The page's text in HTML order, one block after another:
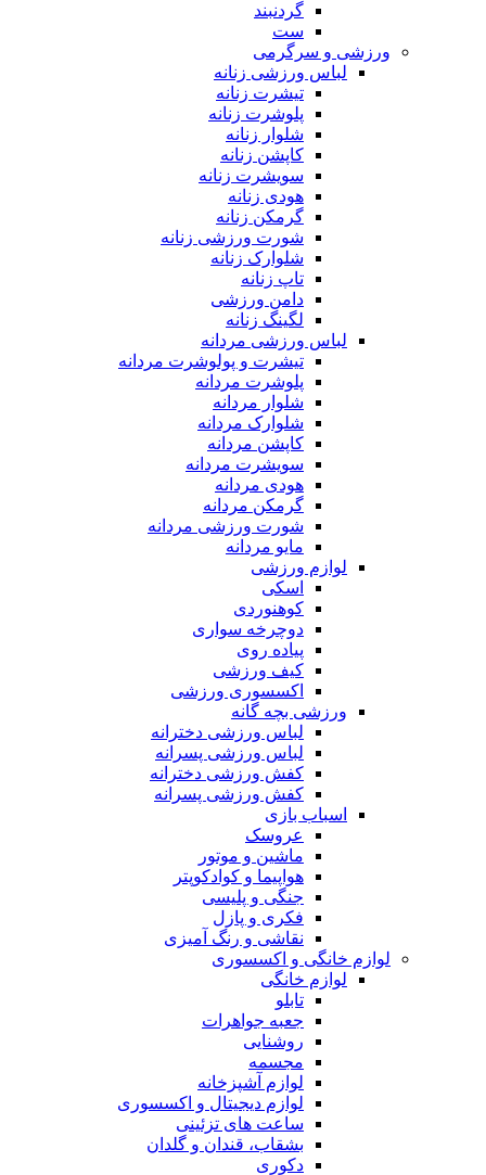
گردنبند
ست
ورزشی و سرگرمی
لباس ورزشی زنانه
تیشرت زنانه
پلوشرت زنانه
شلوار زنانه
کاپشن زنانه
سویشرت زنانه
هودی زنانه
گرمکن زنانه
شورت ورزشی زنانه
شلوارک زنانه
تاپ زنانه
دامن ورزشی
لگینگ زنانه
لباس ورزشی مردانه
تیشرت و پولوشرت مردانه
پلوشرت مردانه
شلوار مردانه
شلوارک مردانه
کاپشن مردانه
سویشرت مردانه
هودی مردانه
گرمکن مردانه
شورت ورزشی مردانه
مایو مردانه
لوازم ورزشی
اسکی
کوهنوردی
دوچرخه سواری
پیاده روی
کیف ورزشی
اکسسوری ورزشی
ورزشی بچه گانه
لباس ورزشی دخترانه
لباس ورزشی پسرانه
کفش ورزشی دخترانه
کفش ورزشی پسرانه
اسباب بازی
عروسک
ماشین و موتور
هواپیما و کوادکوپتر
جنگی و پلیسی
فکری و پازل
نقاشی و رنگ آمیزی
لوازم خانگی و اکسسوری
لوازم خانگی
تابلو
جعبه جواهرات
روشنایی
مجسمه
لوازم آشپزخانه
لوازم دیجیتال و اکسسوری
ساعت های تزئینی
بشقاب، قندان و گلدان
دکوری